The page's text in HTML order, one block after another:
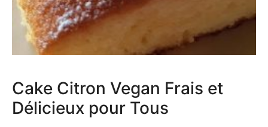
Cake Citron Vegan Frais et
Délicieux pour Tous